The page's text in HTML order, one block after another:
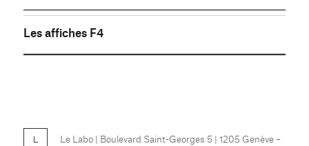
Les affiches F4
Le Labo | Boulevard Saint-Georges 5 | 1205 Genève –